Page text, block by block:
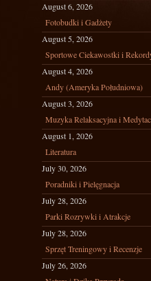
August 6, 2026
Fotobudki i Gadżety
August 5, 2026
Sportowe Ciekawostki i
August 4, 2026
Andy (Ameryka Południowa)
August 3, 2026
Muzyka Relaksacyjna i
August 1, 2026
Literatura
July 30, 2026
Poradniki i Pielęgnacja
July 28, 2026
Parki Rozrywki i Atrakcje
July 28, 2026
Sprzęt Treningowy i Recenzje
July 26, 2026